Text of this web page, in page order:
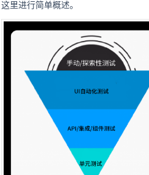
这里进行简单概述。